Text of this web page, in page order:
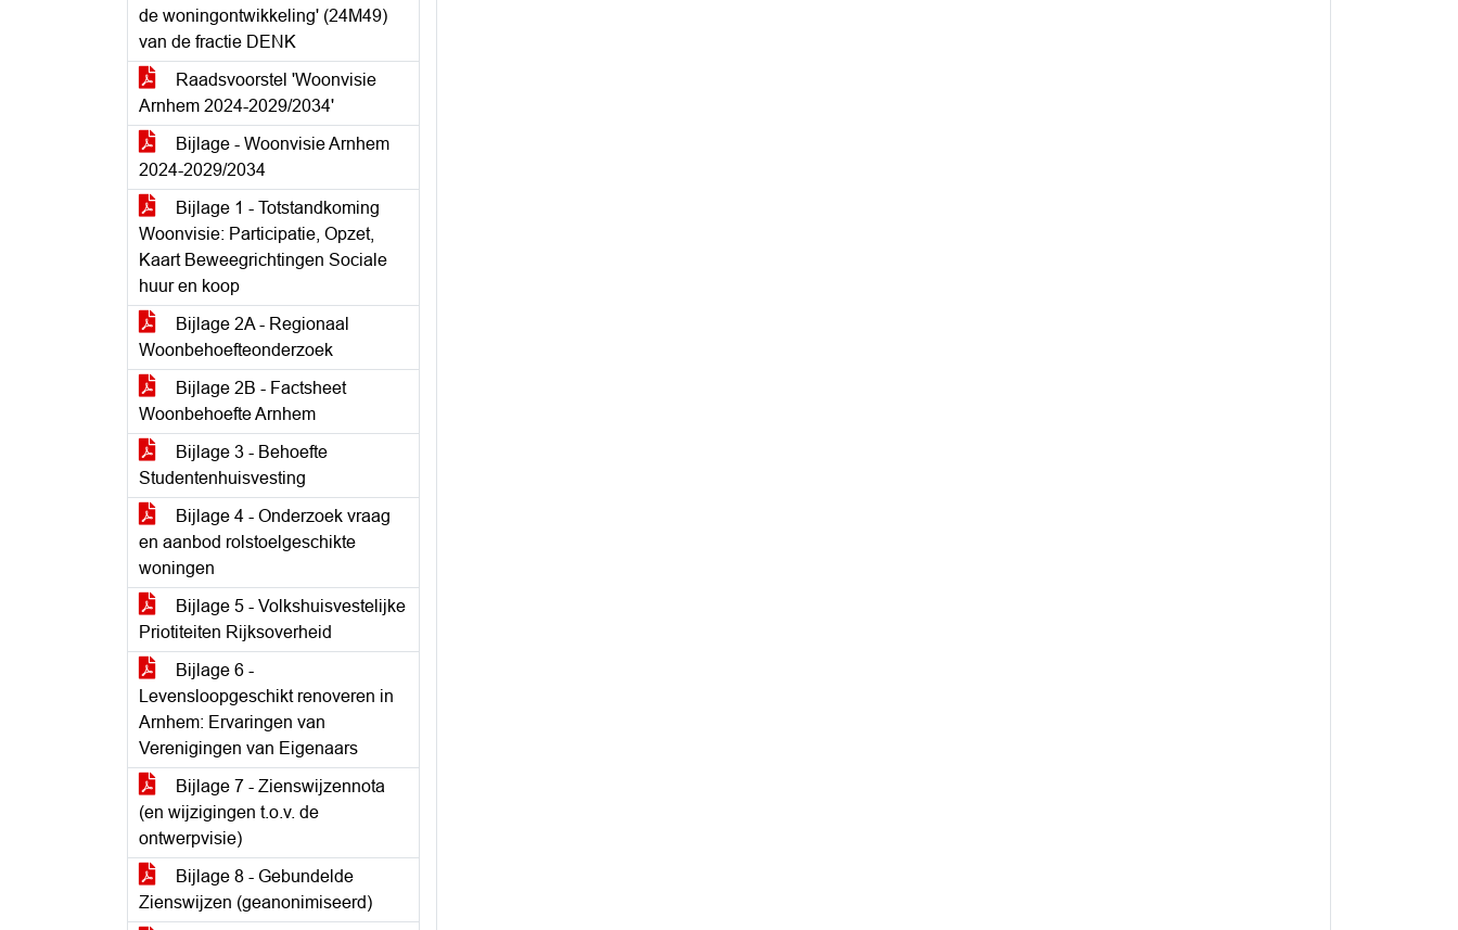
de woningontwikkeling' (24M49)
van de fractie DENK
Raadsvoorstel 'Woonvisie
Arnhem 2024-2029/2034'
Bijlage - Woonvisie Arnhem
2024-2029/2034
Bijlage 1 - Totstandkoming
Woonvisie: Participatie, Opzet,
Kaart Beweegrichtingen Sociale
huur en koop
Bijlage 2A - Regionaal
Woonbehoefteonderzoek
Bijlage 2B - Factsheet
Woonbehoefte Arnhem
Bijlage 3 - Behoefte
Studentenhuisvesting
Bijlage 4 - Onderzoek vraag
en aanbod rolstoelgeschikte
woningen
Bijlage 5 - Volkshuisvestelijke
Priotiteiten Rijksoverheid
Bijlage 6 -
Levensloopgeschikt renoveren in
Arnhem: Ervaringen van
Verenigingen van Eigenaars
Bijlage 7 - Zienswijzennota
(en wijzigingen t.o.v. de
ontwerpvisie)
Bijlage 8 - Gebundelde
Zienswijzen (geanonimiseerd)